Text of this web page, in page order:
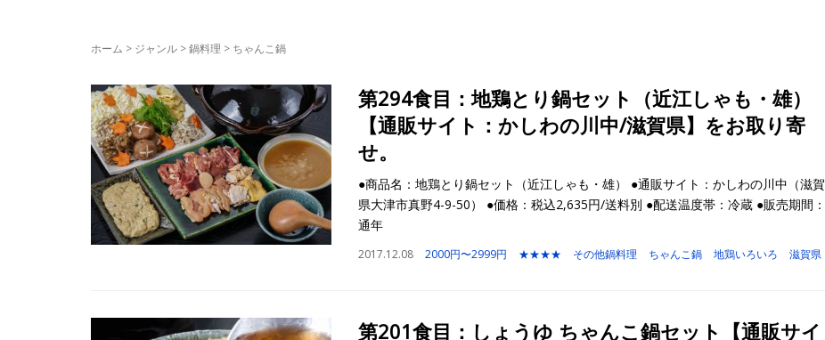
ホーム > ジャンル >鍋料理 > ちゃんこ鍋
第294食目：地鶏とり鍋セット（近江しゃも・雄）
【通販サイト：かしわの川中/滋賀県】をお取り寄
せ。
●商品名：地鶏とり鍋セット（近江しゃも・雄） ●通販サイト：かしわの川中（滋賀
県大津市真野4-9-50） ●価格：税込2,635円/送料別 ●配送温度帯：冷蔵 ●販売期間：
通年
2017.12.08 2000円〜2999円 ★★★★ その他鍋料理 ちゃんこ鍋 地鶏いろいろ 滋賀県
第201食目：しょうゆ ちゃんこ鍋セット【通販サイ